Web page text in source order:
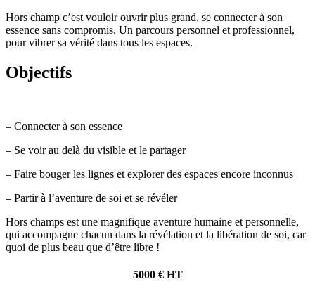
Hors champ c’est vouloir ouvrir plus grand, se connecter à son
essence sans compromis. Un parcours personnel et professionnel,
pour vibrer sa vérité dans tous les espaces.
Objectifs
– Connecter à son essence
– Se voir au delà du visible et le partager
– Faire bouger les lignes et explorer des espaces encore inconnus
– Partir à l’aventure de soi et se révéler
Hors champs est une magnifique aventure humaine et personnelle,
qui accompagne chacun dans la révélation et la libération de soi, car
quoi de plus beau que d’être libre !
5000 € HT